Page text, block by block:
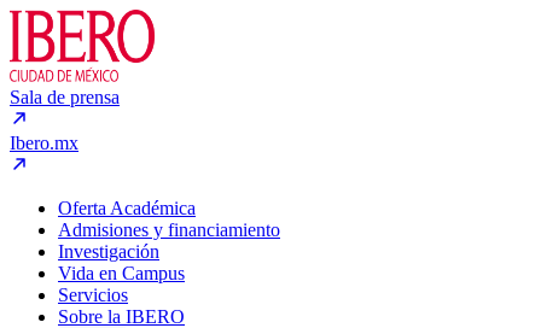
Sala de prensa
Ibero.mx
Oferta Académica
Admisiones y financiamiento
Investigación
Vida en Campus
Servicios
Sobre la IBERO